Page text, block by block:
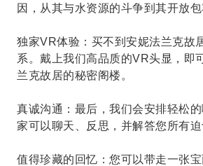
因，从其与水资源的斗争到其开放包
独家VR体验：买不到安妮法兰克故
系。戴上我们高品质的VR头显，即
兰克故居的秘密阁楼。
真诚沟通：最后，我们会安排轻松
家可以聊天、反思，并解答您所有迫
值得珍藏的回忆：您可以带走一张